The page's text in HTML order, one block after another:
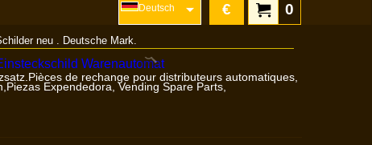
0
€
Deutsch
neu . Deutsche Mark.
de rechange pour distributeurs automatiques,
Expendedora, Vending Spare Parts,